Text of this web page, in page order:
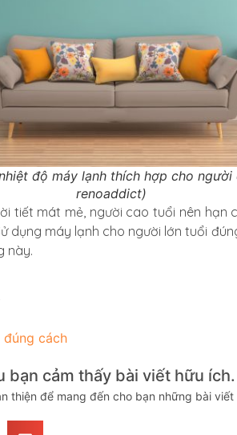
độ máy lạnh thích hợp cho người
renoaddict)
tiết mát mẻ, người cao tuổi nên hạn
dụng máy lạnh cho người lớn tuổi
này.
đúng cách
bạn cảm thấy bài viết hữu ích.
thiện để mang đến cho bạn những bài